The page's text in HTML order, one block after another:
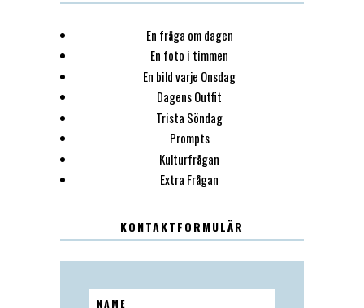
En fråga om dagen
En foto i timmen
En bild varje Onsdag
Dagens Outfit
Trista Söndag
Prompts
Kulturfrågan
Extra Frågan
KONTAKTFORMULÄR